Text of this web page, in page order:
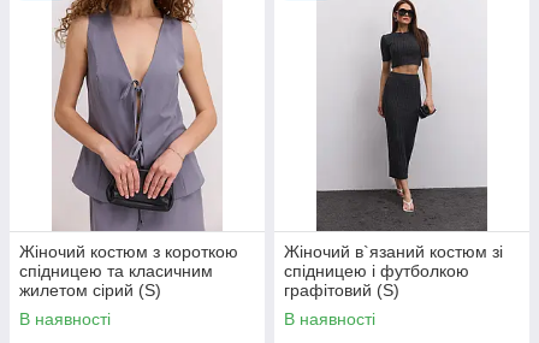
Жіночий костюм з короткою
спідницею та класичним
жилетом сірий (S)
В наявності
Жіночий в`язаний костюм зі
спідницею і футболкою
графітовий (S)
В наявності